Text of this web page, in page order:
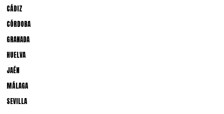
CÁDIZ
CÓRDOBA
GRANADA
HUELVA
JAÉN
MÁLAGA
SEVILLA